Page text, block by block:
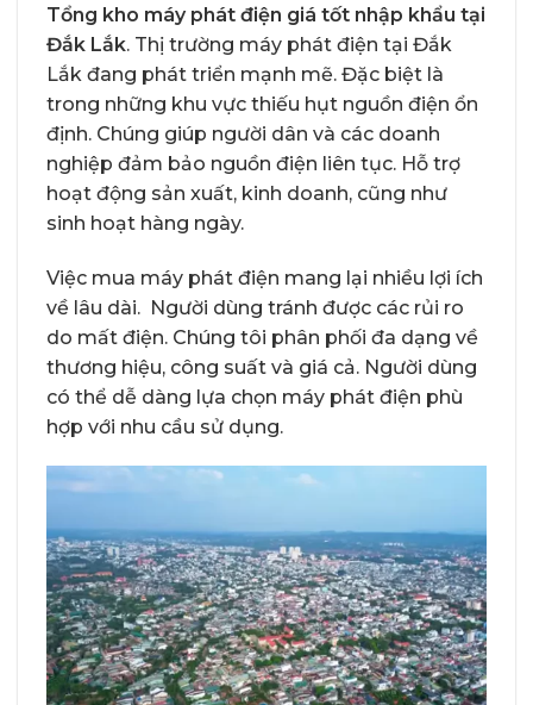
Tổng kho máy phát điện giá tốt nhập khẩu tại
Đắk Lắk. Thị trường máy phát điện tại Đắk
Lắk đang phát triển mạnh mẽ. Đặc biệt là
trong những khu vực thiếu hụt nguồn điện ổn
định. Chúng giúp người dân và các doanh
nghiệp đảm bảo nguồn điện liên tục. Hỗ trợ
hoạt động sản xuất, kinh doanh, cũng như
sinh hoạt hàng ngày.
Việc mua máy phát điện mang lại nhiều lợi ích
về lâu dài. Người dùng tránh được các rủi ro
do mất điện. Chúng tôi phân phối đa dạng về
thương hiệu, công suất và giá cả. Người dùng
có thể dễ dàng lựa chọn máy phát điện phù
hợp với nhu cầu sử dụng.